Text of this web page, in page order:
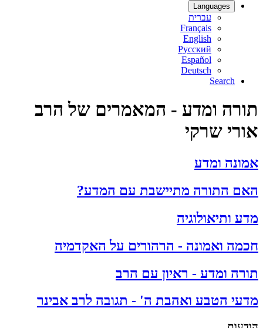
Languages
עברית
Français
English
Русский
Español
Deutsch
Search
תורה ומדע - המאמרים של הרב
אורי שרקי
אמונה ומדע
האם התורה מתיישבת עם המדע?
מדע ותיאולוגיה
חכמה ואמונה - הרהורים על האקדמיה
תורה ומדע - ראיון עם הרב
מדעי הטבע ואהבת ה' - תגובה לרב אבינר